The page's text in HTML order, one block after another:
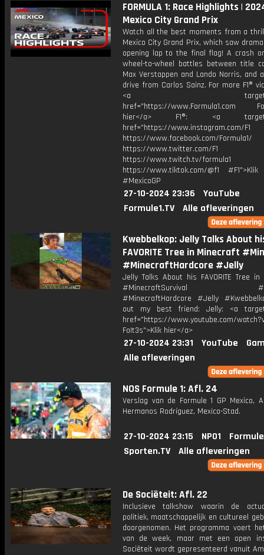
FORMULA 1: Race Highlights |
Mexico City Grand Prix
Watch all the best moments from a
Mexico City Grand Prix, which saw
opening lap to the final flag! A crash
wheel-to-wheel battles between title
Max Verstappen and Lando Norris, and
drive from Carlos Sainz. For more F1®
<a
href="https://www.Formula1.com
hier</a> F1®: <a
href="https://www.instagram.com/F1
https://www.facebook.com/Formula1/
https://www.twitter.com/F1
https://www.twitch.tv/formula1
https://www.tiktok.com/@f1
#MexicoGP
27-10-2024 23:36
YouTube
Formule1.TV
Alle afleveringen
Kwebbelkop: Jelly Talks About
FAVORITE Tree in Minecraft
#MinecraftHardcore #Jelly
Jelly Talks About his FAVORITE Tree
#MinecraftSurvival
#MinecraftHardcore #Jelly
out my best friend: Jelly: <a
href="https://www.youtube.com/
FoIt3s">Klik hier</a>
27-10-2024 23:31 YouTube
Alle afleveringen
NOS Formule 1: Afl. 24
Verslag van de Formule 1 GP Mexico,
Hermanos Rodríguez, Mexico-Stad.
27-10-2024 23:15 NPO1
Sporten.TV
Alle afleveringen
De Sociëteit: Afl. 22
Inclusieve talkshow waarin de
politiek, maatschappelijk en cultureel
doorgenomen. Het programma voert
van de week, maar met een open
Sociëteit wordt gepresenteerd vanuit